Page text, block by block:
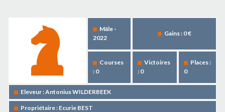
Mâle -
2022
Gains : 0 €
Courses
: 0
Victoires
: 0
Places :
0
Eleveur : Antonius WILDERBEEK
Propriétaire : Ecurie BEST